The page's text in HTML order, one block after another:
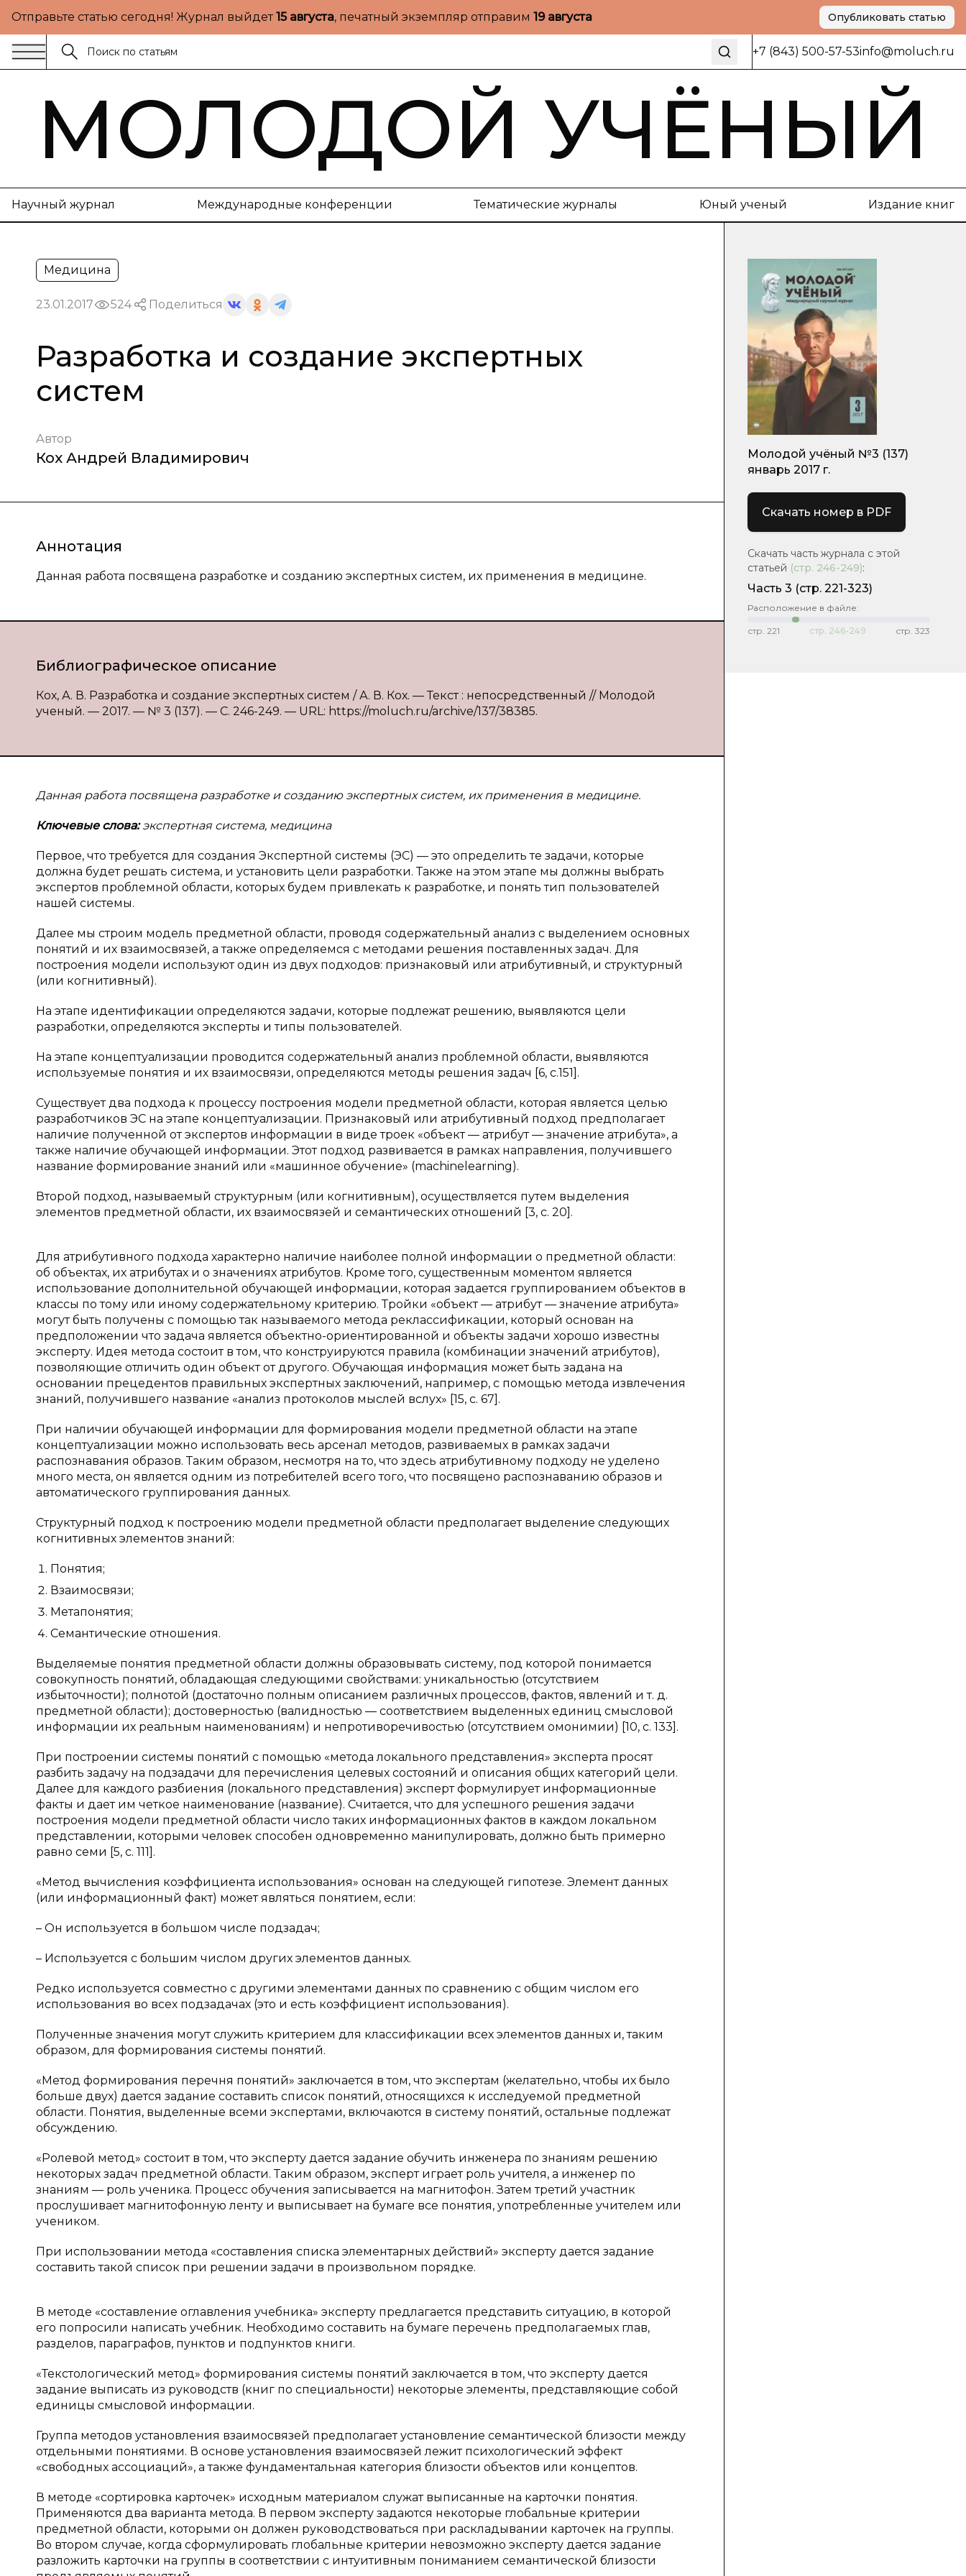
Отправьте статью сегодня! Журнал выйдет15 августа, печатный экземпляр отправим 19 августа Опубликовать статью
+7 (843) 500-57-53info@moluch.ru
МОЛОДОЙ УЧЁНЫЙ
Научный журнал Международные конференции Тематические журналы Юный ученый Издание книг
Медицина
23.01.2017 524 Поделиться
Разработка и создание экспертных
систем
Автор
Кох Андрей Владимирович
Аннотация
Данная работа посвящена разработке и созданию экспертных систем, их применения в медицине.
Библиографическое описание
Кох, А. В. Разработка и создание экспертных систем / А. В. Кох. — Текст : непосредственный // Молодой
ученый. — 2017. — № 3 (137). — С. 246-249. — URL: https://moluch.ru/archive/137/38385.
Данная работа посвящена разработке и созданию экспертных систем, их применения в медицине.
Ключевые слова:экспертная система, медицина
Первое, что требуется для создания Экспертной системы (ЭС) — это определить те задачи, которые
должна будет решать система, и установить цели разработки. Также на этом этапе мы должны выбрать
экспертов проблемной области, которых будем привлекать к разработке, и понять тип пользователей
нашей системы.
Далее мы строим модель предметной области, проводя содержательный анализ с выделением основных
понятий и их взаимосвязей, а также определяемся с методами решения поставленных задач. Для
построения модели используют один из двух подходов: признаковый или атрибутивный, и структурный
(или когнитивный).
На этапе идентификации определяются задачи, которые подлежат решению, выявляются цели
разработки, определяются эксперты и типы пользователей.
На этапе концептуализации проводится содержательный анализ проблемной области, выявляются
используемые понятия и их взаимосвязи, определяются методы решения задач [6, с.151].
Существует два подхода к процессу построения модели предметной области, которая является целью
разработчиков ЭС на этапе концептуализации. Признаковый или атрибутивный подход предполагает
наличие полученной от экспертов информации в виде троек «объект — атрибут — значение атрибута», а
также наличие обучающей информации. Этот подход развивается в рамках направления, получившего
название формирование знаний или «машинное обучение» (machinelearning).
Второй подход, называемый структурным (или когнитивным), осуществляется путем выделения
элементов предметной области, их взаимосвязей и семантических отношений [3, с. 20].
Для атрибутивного подхода характерно наличие наиболее полной информации о предметной области:
об объектах, их атрибутах и о значениях атрибутов. Кроме того, существенным моментом является
использование дополнительной обучающей информации, которая задается группированием объектов в
классы по тому или иному содержательному критерию. Тройки «объект — атрибут — значение атрибута»
могут быть получены с помощью так называемого метода реклассификации, который основан на
предположении что задача является объектно-ориентированной и объекты задачи хорошо известны
эксперту. Идея метода состоит в том, что конструируются правила (комбинации значений атрибутов),
позволяющие отличить один объект от другого. Обучающая информация может быть задана на
основании прецедентов правильных экспертных заключений, например, с помощью метода извлечения
знаний, получившего название «анализ протоколов мыслей вслух» [15, с. 67].
При наличии обучающей информации для формирования модели предметной области на этапе
концептуализации можно использовать весь арсенал методов, развиваемых в рамках задачи
распознавания образов. Таким образом, несмотря на то, что здесь атрибутивному подходу не уделено
много места, он является одним из потребителей всего того, что посвящено распознаванию образов и
автоматического группирования данных.
Структурный подход к построению модели предметной области предполагает выделение следующих
когнитивных элементов знаний:
Понятия;
Взаимосвязи;
Метапонятия;
Семантические отношения.
Выделяемые понятия предметной области должны образовывать систему, под которой понимается
совокупность понятий, обладающая следующими свойствами: уникальностью (отсутствием
избыточности); полнотой (достаточно полным описанием различных процессов, фактов, явлений и т. д.
предметной области); достоверностью (валидностью — соответствием выделенных единиц смысловой
информации их реальным наименованиям) и непротиворечивостью (отсутствием омонимии) [10, с. 133].
При построении системы понятий с помощью «метода локального представления» эксперта просят
разбить задачу на подзадачи для перечисления целевых состояний и описания общих категорий цели.
Далее для каждого разбиения (локального представления) эксперт формулирует информационные
факты и дает им четкое наименование (название). Считается, что для успешного решения задачи
построения модели предметной области число таких информационных фактов в каждом локальном
представлении, которыми человек способен одновременно манипулировать, должно быть примерно
равно семи [5, с. 111].
«Метод вычисления коэффициента использования» основан на следующей гипотезе. Элемент данных
(или информационный факт) может являться понятием, если:
– Он используется в большом числе подзадач;
– Используется с большим числом других элементов данных.
Редко используется совместно с другими элементами данных по сравнению с общим числом его
использования во всех подзадачах (это и есть коэффициент использования).
Полученные значения могут служить критерием для классификации всех элементов данных и, таким
образом, для формирования системы понятий.
«Метод формирования перечня понятий» заключается в том, что экспертам (желательно, чтобы их было
больше двух) дается задание составить список понятий, относящихся к исследуемой предметной
области. Понятия, выделенные всеми экспертами, включаются в систему понятий, остальные подлежат
обсуждению.
«Ролевой метод» состоит в том, что эксперту дается задание обучить инженера по знаниям решению
некоторых задач предметной области. Таким образом, эксперт играет роль учителя, а инженер по
знаниям — роль ученика. Процесс обучения записывается на магнитофон. Затем третий участник
прослушивает магнитофонную ленту и выписывает на бумаге все понятия, употребленные учителем или
учеником.
При использовании метода «составления списка элементарных действий» эксперту дается задание
составить такой список при решении задачи в произвольном порядке.
В методе «составление оглавления учебника» эксперту предлагается представить ситуацию, в которой
его попросили написать учебник. Необходимо составить на бумаге перечень предполагаемых глав,
разделов, параграфов, пунктов и подпунктов книги.
«Текстологический метод» формирования системы понятий заключается в том, что эксперту дается
задание выписать из руководств (книг по специальности) некоторые элементы, представляющие собой
единицы смысловой информации.
Группа методов установления взаимосвязей предполагает установление семантической близости между
отдельными понятиями. В основе установления взаимосвязей лежит психологический эффект
«свободных ассоциаций», а также фундаментальная категория близости объектов или концептов.
В методе «сортировка карточек» исходным материалом служат выписанные на карточки понятия.
Применяются два варианта метода. В первом эксперту задаются некоторые глобальные критерии
предметной области, которыми он должен руководствоваться при раскладывании карточек на группы.
Во втором случае, когда сформулировать глобальные критерии невозможно эксперту дается задание
разложить карточки на группы в соответствии с интуитивным пониманием семантической близости
Молодой учёный №3 (137)
январь 2017 г.
Скачать номер в PDF
Скачать часть журнала с этой
статьей (стр. 246-249):
Часть 3 (cтр. 221-323)
Расположение в файле:
стр. 221 стр. 246-249 стр. 323